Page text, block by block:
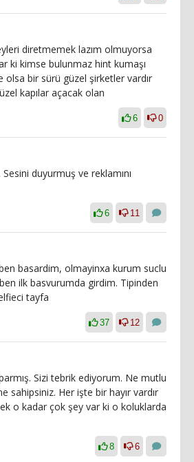
diretmemek lazım olmuyorsa
ki kimse bulunmaz hint kumaşı
olsa bir sürü güzel şirketler vardır
kapılar açacak olan
6 0
duyurmuş ve reklamını
6 11
basardim, olmayinxa kurum suclu
ilk basvurumda girdim. Tipinden
tayfa
37 12
Sizi tebrik ediyorum. Ne mutlu
sahipsiniz. Her işte bir hayır vardır
o kadar çok şey var ki o koluklarda
8 6